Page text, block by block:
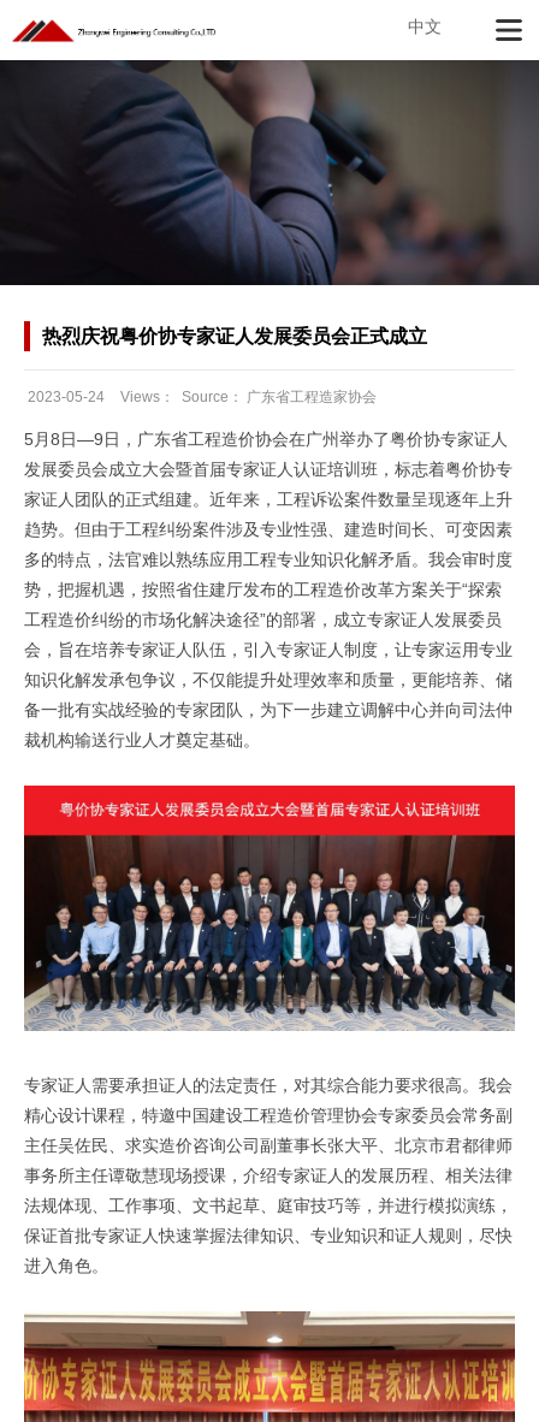
中文
热烈庆祝粤价协专家证人发展委员会正式成立
2023-05-24 Views： Source： 广东省工程造家协会
5月8日—9日，广东省工程造价协会在广州举办了粤价协专家证人
发展委员会成立大会暨首届专家证人认证培训班，标志着粤价协专
家证人团队的正式组建。近年来，工程诉讼案件数量呈现逐年上升
趋势。但由于工程纠纷案件涉及专业性强、建造时间长、可变因素
多的特点，法官难以熟练应用工程专业知识化解矛盾。我会审时度
势，把握机遇，按照省住建厅发布的工程造价改革方案关于“探索
工程造价纠纷的市场化解决途径”的部署，成立专家证人发展委员
会，旨在培养专家证人队伍，引入专家证人制度，让专家运用专业
知识化解发承包争议，不仅能提升处理效率和质量，更能培养、储
备一批有实战经验的专家团队，为下一步建立调解中心并向司法仲
裁机构输送行业人才奠定基础。
专家证人需要承担证人的法定责任，对其综合能力要求很高。我会
精心设计课程，特邀中国建设工程造价管理协会专家委员会常务副
主任吴佐民、求实造价咨询公司副董事长张大平、北京市君都律师
事务所主任谭敬慧现场授课，介绍专家证人的发展历程、相关法律
法规体现、工作事项、文书起草、庭审技巧等，并进行模拟演练，
保证首批专家证人快速掌握法律知识、专业知识和证人规则，尽快
进入角色。